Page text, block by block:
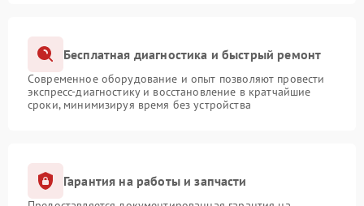
Бесплатная диагностика и быстрый ремонт
Современное оборудование и опыт позволяют провести
экспресс-диагностику и восстановление в кратчайшие
сроки, минимизируя время без устройства
Гарантия на работы и запчасти